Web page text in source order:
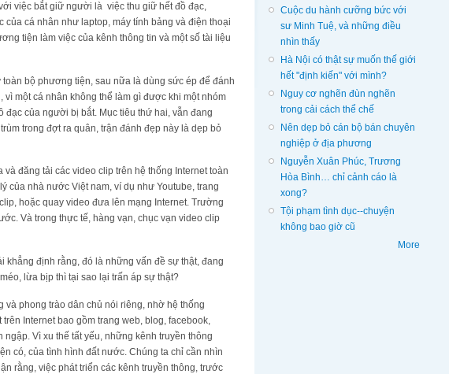
việc bắt giữ người là việc thu giữ hết đồ đạc,
cá nhân như laptop, máy tính bảng và điện thoại
tiện làm việc của kênh thông tin và một số tài liệu
bộ phương tiện, sau nữa là dùng sức ép để đánh
một cá nhân không thể làm gì được khi một nhóm
của người bị bắt. Mục tiêu thứ hai, vẫn đang
trong đợt ra quân, trận đánh đẹp này là dẹp bỏ
đăng tải các video clip trên hệ thống Internet toàn
của nhà nước Việt nam, ví dụ như Youtube, trang
hoặc quay video đưa lên mạng Internet. Trường
Và trong thực tế, hàng vạn, chục vạn video clip
định rằng, đó là những vấn đề sự thật, đang
lừa bịp thì tại sao lại trấn áp sự thật?
phong trào dân chủ nói riêng, nhờ hệ thống
Internet bao gồm trang web, blog, facebook,
Vì xu thế tất yếu, những kênh truyền thông
có, của tình hình đất nước. Chúng ta chỉ cần nhìn
rằng, việc phát triển các kênh truyền thông, trước
Cuộc du hành cưỡng bức với
sư Minh Tuệ, và những điều
nhìn thấy
Hà Nội có thật sự muốn thế giới
hết "định kiến" với mình?
Nguy cơ nghẽn đùn nghẽn
trong cải cách thể chế
Nên dẹp bỏ cán bộ bán chuyên
nghiệp ở địa phương
Nguyễn Xuân Phúc, Trương
Hòa Bình… chỉ cảnh cáo là
xong?
Tội phạm tình dục--chuyện
không bao giờ cũ
More